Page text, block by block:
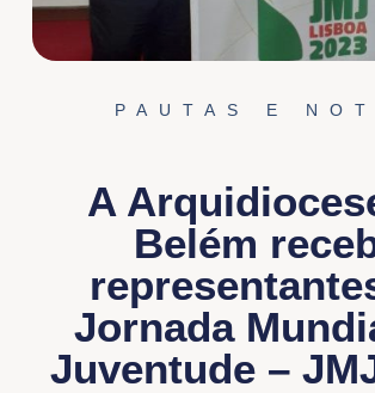
PAUTAS E
A
Belém
Jornada
Juventude –